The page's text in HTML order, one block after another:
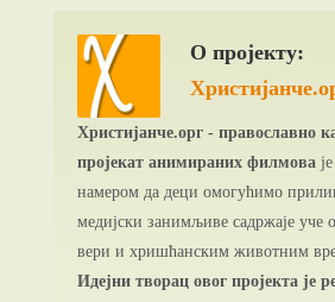
О пројекту:
Христијанче.орг - православно
пројекат анимираних филмова
намером да деци омогућимо
медијски занимљиве садржаје уче
вери и хришћанским животним
Идејни творац овог пројекта је